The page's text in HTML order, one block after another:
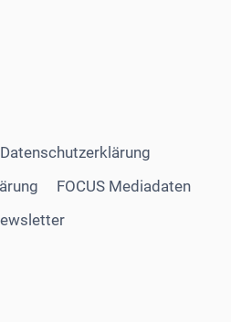
Datenschutzerklärung
FOCUS Mediadaten